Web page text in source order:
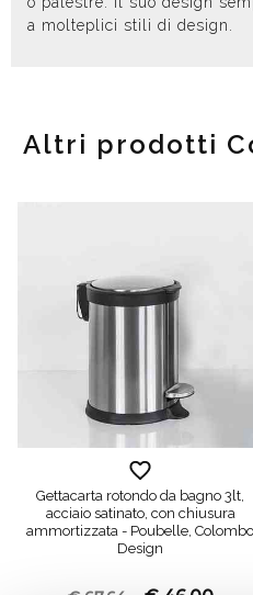
a molteplici stili di design.
Altri prodotti
Gettacarta rotondo da bagno 3lt,
acciaio satinato, con chiusura
ammortizzata - Poubelle, Colombo
Design